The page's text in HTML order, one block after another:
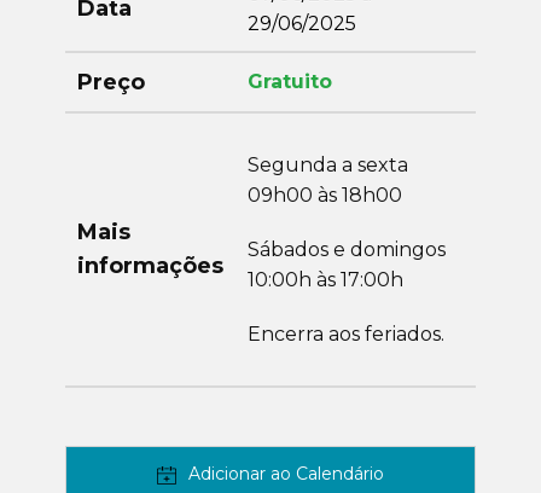
Data
29/06/2025
Preço Gratuito
Mais
informações
Segunda a sexta
09h00 às 18h00
Sábados e domingos
10:00h às 17:00h
Encerra aos feriados.
Adicionar ao Calendário